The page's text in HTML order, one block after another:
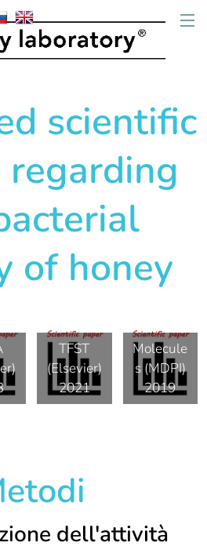
scientific
regarding
of honey
TFST
(Elsevier)
2021
Molecule
s (MDPI)
2019
dell'attività